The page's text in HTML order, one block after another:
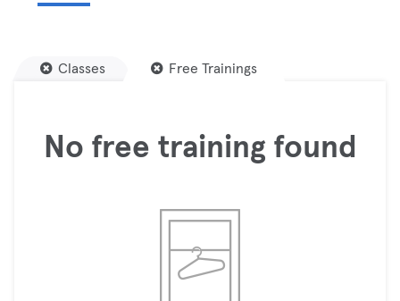
Classes Free Trainings
No free training found